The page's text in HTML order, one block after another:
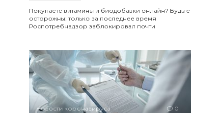
Покупаете витамины и биодобавки онлайн? Будьте
осторожны: только за последнее время
Роспотребнадзор заблокировал почти
Новости коронавируса 0